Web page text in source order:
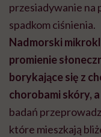
przesiadywanie na
spadkom ciśnienia.
Nadmorski
promienie
borykające się z
chorobami skóry,
badań
które mieszkają